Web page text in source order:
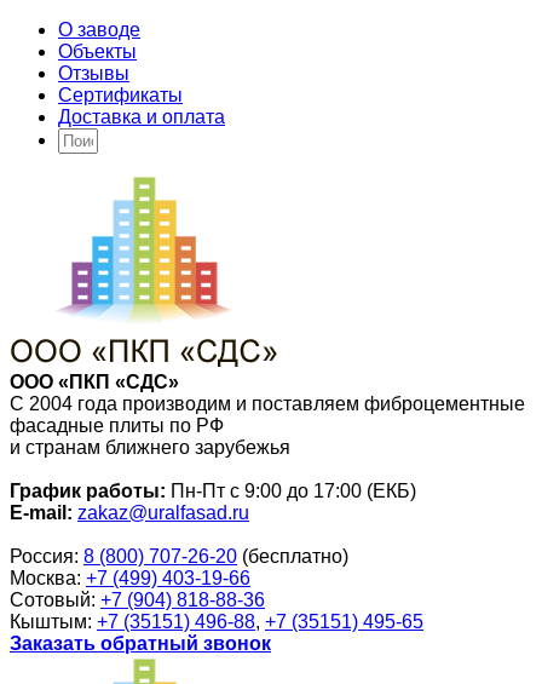
О заводе
Объекты
Отзывы
Сертификаты
Доставка и оплата
ООО «ПКП «СДС»
С 2004 года производим и поставляем фиброцементные
фасадные плиты по РФ
и странам ближнего зарубежья
График работы: Пн-Пт с 9:00 до 17:00 (ЕКБ)
E-mail: zakaz@uralfasad.ru
Россия: 8 (800) 707-26-20 (бесплатно)
Москва: +7 (499) 403-19-66
Сотовый: +7 (904) 818-88-36
Кыштым: +7 (35151) 496-88, +7 (35151) 495-65
Заказать обратный звонок